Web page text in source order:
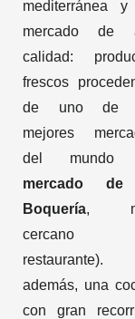
mediterránea
mercado de
calidad:
frescos
de uno de
mejores
del mundo
mercado
Boquería,
cercano
además, una
con gran